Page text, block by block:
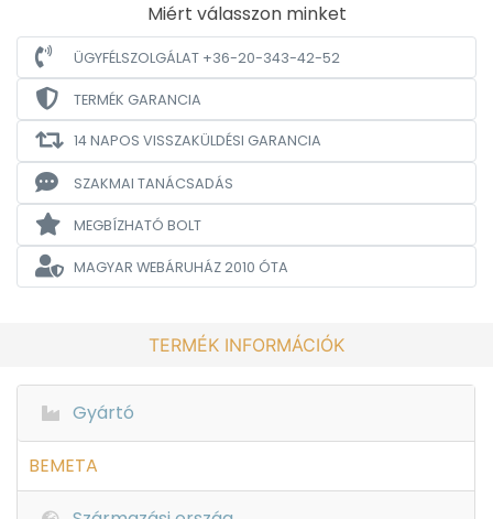
Miért válasszon minket
ÜGYFÉLSZOLGÁLAT +36-20-343-42-52
TERMÉK GARANCIA
14 NAPOS VISSZAKÜLDÉSI GARANCIA
SZAKMAI TANÁCSADÁS
MEGBÍZHATÓ BOLT
MAGYAR WEBÁRUHÁZ2010 ÓTA
TERMÉK INFORMÁCIÓK
Gyártó
BEMETA